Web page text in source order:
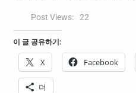
Post Views: 22
이 글 공유하기:
X Facebook
더